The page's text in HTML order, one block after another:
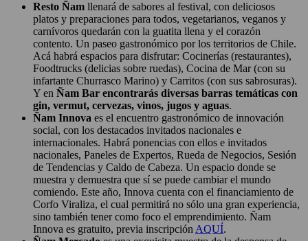
Resto Ñam llenará de sabores al festival, con deliciosos
platos y preparaciones para todos, vegetarianos, veganos y
carnívoros quedarán con la guatita llena y el corazón
contento. Un paseo gastronómico por los territorios de Chile.
Acá habrá espacios para disfrutar: Cocinerías (restaurantes),
Foodtrucks (delicias sobre ruedas), Cocina de Mar (con su
infartante Churrasco Marino) y Carritos (con sus sabrosuras).
Y en Ñam Bar encontrarás diversas barras temáticas con
gin, vermut, cervezas, vinos, jugos y aguas.
Ñam Innova es el encuentro gastronómico de innovación
social, con los destacados invitados nacionales e
internacionales. Habrá ponencias con ellos e invitados
nacionales, Paneles de Expertos, Rueda de Negocios, Sesión
de Tendencias y Caldo de Cabeza. Un espacio donde se
muestra y demuestra que sí se puede cambiar el mundo
comiendo. Este año, Innova cuenta con el financiamiento de
Corfo Viraliza, el cual permitirá no sólo una gran experiencia,
sino también tener como foco el emprendimiento. Ñam
Innova es gratuito, previa inscripciónAQUÍ.